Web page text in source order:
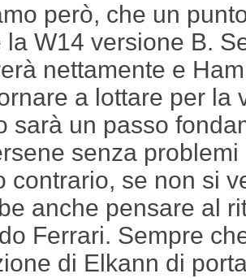
però, che un
la W14 versione B.
nettamente e
a lottare per la
sarà un passo
senza
contrario, se non si
anche pensare al
Ferrari. Sempre
di Elkann di